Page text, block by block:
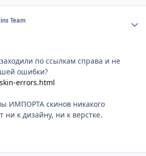
Team
по ссылкам справа и не
ошибки?
errors.html
ИМПОРТА скинов никакого
к дизайну, ни к верстке.